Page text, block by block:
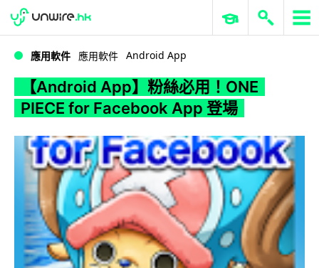
WWDC 2026 ERP 與商業 AI
應用軟件 應用軟件 Android App
【Android App】粉絲必用！ONE
PIECE for Facebook App 登場